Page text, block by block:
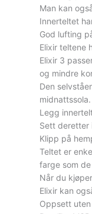
Man kan
Innerteltet
God lufting
Elixir teltene
Elixir 3
og mindre
Den
Legg
Sett deretter
Klipp på
Teltet er
farge som
Når du
Elixir kan
Oppsett